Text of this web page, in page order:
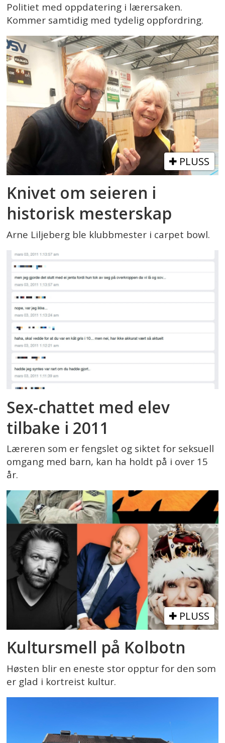
Politiet med oppdatering i lærersaken.
Kommer samtidig med tydelig oppfordring.
PLUSS
Knivet om seieren i
historisk mesterskap
Arne Liljeberg ble klubbmester i carpet bowl.
Sex-chattet med elev
tilbake i 2011
Læreren som er fengslet og siktet for seksuell
omgang med barn, kan ha holdt på i over 15
år.
PLUSS
Kultursmell på Kolbotn
Høsten blir en eneste stor opptur for den som
er glad i kortreist kultur.